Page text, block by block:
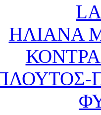
ΗΛΙΑΝΑ